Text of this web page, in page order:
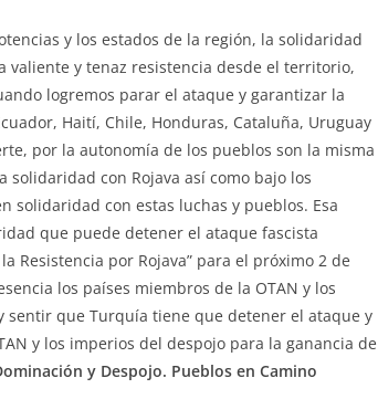
y los estados de la región, la solidaridad
valiente y tenaz resistencia desde el territorio,
logremos parar el ataque y garantizar la
Haití, Chile, Honduras, Cataluña, Uruguay
por la autonomía de los pueblos son la misma
solidaridad con Rojava así como bajo los
solidaridad con estas luchas y pueblos. Esa
que puede detener el ataque fascista
Resistencia por Rojava” para el próximo 2 de
los países miembros de la OTAN y los
que Turquía tiene que detener el ataque y
y los imperios del despojo para la ganancia de
y Despojo. Pueblos en Camino